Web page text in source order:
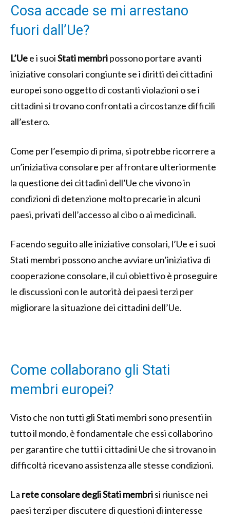
Cosa accade se mi arrestano
fuori dall’Ue?
L’Uee i suoiStati membripossono portare avanti
iniziative consolari congiunte se i diritti dei cittadini
europei sono oggetto di costanti violazioni o se i
cittadini si trovano confrontati a circostanze difficili
all’estero.
Come per l’esempio di prima, si potrebbe ricorrere a
un’iniziativa consolare per affrontare ulteriormente
la questione dei cittadini dell’Ue che vivono in
condizioni di detenzione molto precarie in alcuni
paesi, privati dell’accesso al cibo o ai medicinali.
Facendo seguito alle iniziative consolari, l’Ue e i suoi
Stati membri possono anche avviare un’iniziativa di
cooperazione consolare, il cui obiettivo è proseguire
le discussioni con le autorità dei paesi terzi per
migliorare la situazione dei cittadini dell’Ue.
Come collaborano gli Stati
membri europei?
Visto che non tutti gli Stati membri sono presenti in
tutto il mondo, è fondamentale che essi collaborino
per garantire che tutti i cittadini Ue che si trovano in
difficoltà ricevano assistenza alle stesse condizioni.
La rete consolare degli Stati membrisi riunisce nei
paesi terzi per discutere di questioni di interesse